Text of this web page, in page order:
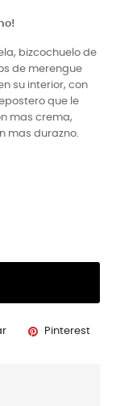
bizcochuelo de
de merengue
su interior, con
que le
mas crema,
mas durazno.
Pinterest